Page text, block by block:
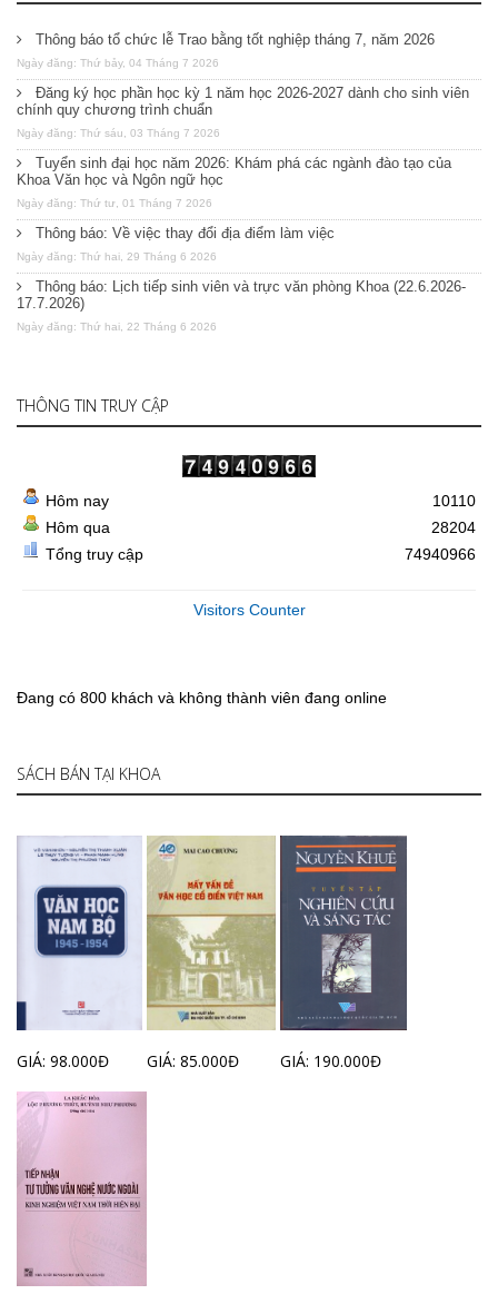
Thông báo tổ chức lễ Trao bằng tốt nghiệp tháng 7, năm 2026
Ngày đăng: Thứ bảy, 04 Tháng 7 2026
Đăng ký học phần học kỳ 1 năm học 2026-2027 dành cho sinh viên
chính quy chương trình chuẩn
Ngày đăng: Thứ sáu, 03 Tháng 7 2026
Tuyển sinh đại học năm 2026: Khám phá các ngành đào tạo của
Khoa Văn học và Ngôn ngữ học
Ngày đăng: Thứ tư, 01 Tháng 7 2026
Thông báo: Về việc thay đổi địa điểm làm việc
Ngày đăng: Thứ hai, 29 Tháng 6 2026
Thông báo: Lịch tiếp sinh viên và trực văn phòng Khoa (22.6.2026-
17.7.2026)
Ngày đăng: Thứ hai, 22 Tháng 6 2026
THÔNG TIN TRUY CẬP
Hôm nay
Hôm qua
Tổng truy cập
10110
28204
74940966
Visitors Counter
Đang có 800 khách và không thành viên đang online
SÁCH BÁN TẠI KHOA
GIÁ: 98.000Đ GIÁ: 85.000Đ GIÁ: 190.000Đ